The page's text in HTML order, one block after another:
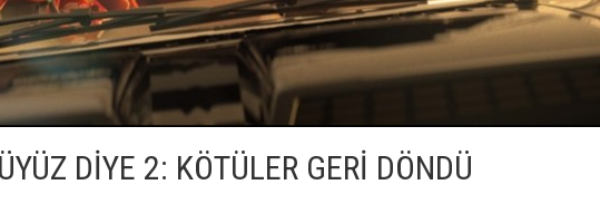
DİYE 2: KÖTÜLER GERİ DÖNDÜ